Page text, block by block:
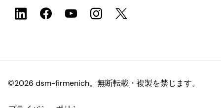
©2026 dsm-firmenich。無断転載・複製を禁じます。